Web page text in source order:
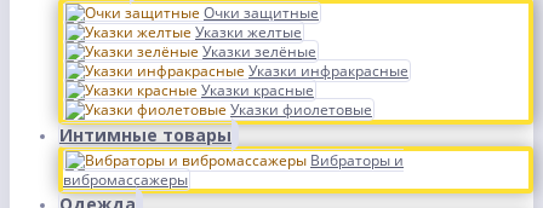
Очки защитные
Указки желтые
Указки зелёные
Указки инфракрасные
Указки красные
Указки фиолетовые
Интимные товары
Вибраторы и
вибромассажеры